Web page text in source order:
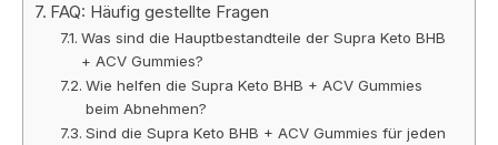
FAQ: Häufig gestellte Fragen
Was sind die Hauptbestandteile der Supra Keto BHB
+ ACV Gummies?
Wie helfen die Supra Keto BHB + ACV Gummies
beim Abnehmen?
Sind die Supra Keto BHB + ACV Gummies für jeden